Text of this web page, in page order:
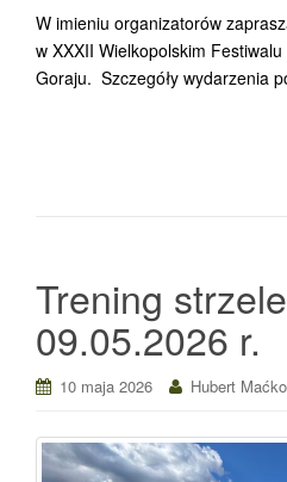
W imieniu organizatorów
w XXXII Wielkopolskim
Goraju. Szczegóły wydarzenia
Trening
09.05.2026 r.
10 maja 2026 Hubert